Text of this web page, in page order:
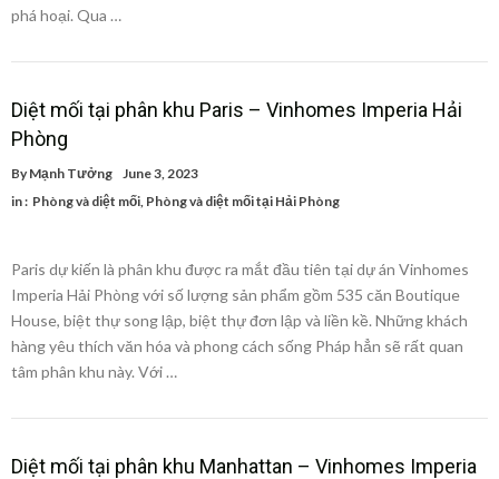
phá hoại. Qua …
Diệt mối tại phân khu Paris – Vinhomes Imperia Hải
Phòng
By Mạnh Tưởng
June 3, 2023
in : Phòng và diệt mối Phòng và diệt mối tại Hải Phòng
Paris dự kiến là phân khu được ra mắt đầu tiên tại dự án Vinhomes
Imperia Hải Phòng với số lượng sản phẩm gồm 535 căn Boutique
House, biệt thự song lập, biệt thự đơn lập và liền kề. Những khách
hàng yêu thích văn hóa và phong cách sống Pháp hẳn sẽ rất quan
tâm phân khu này. Với …
Diệt mối tại phân khu Manhattan – Vinhomes Imperia